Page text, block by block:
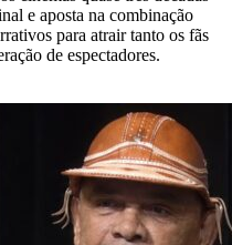
e aposta na combinação
para atrair tanto os fãs
de espectadores.